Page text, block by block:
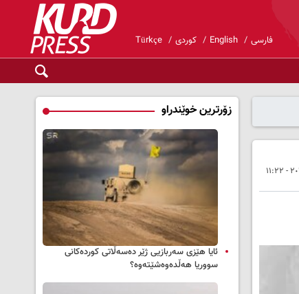
فارسی English کوردی Türkçe
زۆرترین خوێندراو
ئایا هێزی سەربازیی ژێر دەسەڵاتی کوردەکانی
سووریا هەڵدەوەشێتەوە؟